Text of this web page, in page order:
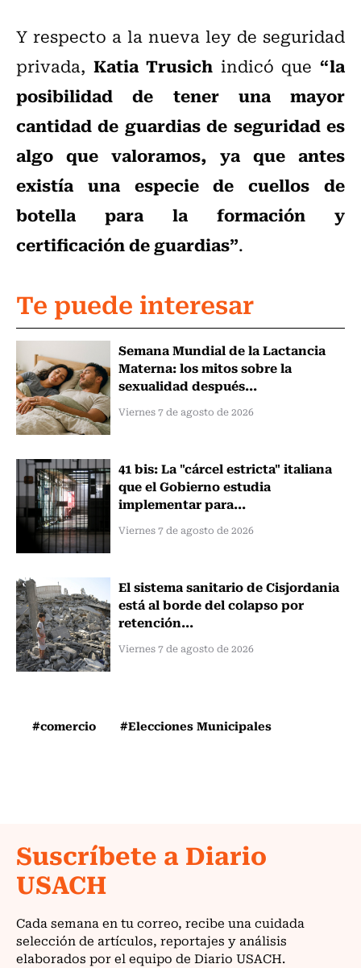
Y respecto a la nueva ley de seguridad
privada, Katia Trusich indicó que“la
posibilidad de tener una mayor
cantidad de guardias de seguridad es
algo que valoramos, ya que antes
existía una especie de cuellos de
botella para la formación y
certificación de guardias”.
Te puede interesar
Semana Mundial de la Lactancia
Materna: los mitos sobre la
sexualidad después...
Viernes 7 de agosto de 2026
41 bis: La "cárcel estricta" italiana
que el Gobierno estudia
implementar para...
Viernes 7 de agosto de 2026
El sistema sanitario de Cisjordania
está al borde del colapso por
retención...
Viernes 7 de agosto de 2026
#comercio #Elecciones Municipales